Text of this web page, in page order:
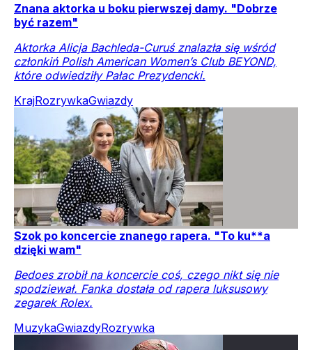
Znana aktorka u boku pierwszej damy. "Dobrze
być razem"
Aktorka Alicja Bachleda-Curuś znalazła się wśród
członkiń Polish American Women’s Club BEYOND,
które odwiedziły Pałac Prezydencki.
KrajRozrywkaGwiazdy
Szok po koncercie znanego rapera. "To ku**a
dzięki wam"
Bedoes zrobił na koncercie coś, czego nikt się nie
spodziewał. Fanka dostała od rapera luksusowy
zegarek Rolex.
MuzykaGwiazdyRozrywka